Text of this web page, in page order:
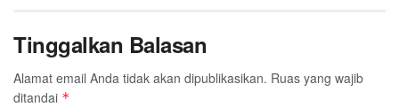
Tinggalkan Balasan
Alamat email Anda tidak akan dipublikasikan. Ruas yang wajib
ditandai *